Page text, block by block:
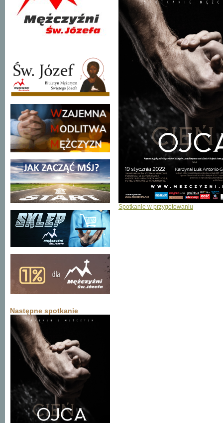
Następne spotkanie
Spotkanie w przygotowaniu